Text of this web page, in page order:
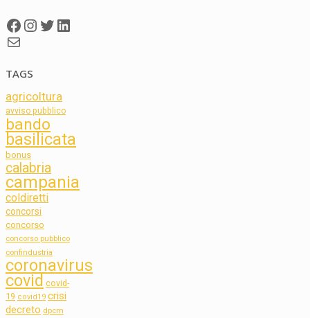
Facebook
Instagram
Twitter
LinkedIn
Mail
TAGS
agricoltura
avviso pubblico
bando
basilicata
bonus
calabria
campania
coldiretti
concorsi
concorso
concorso pubblico
confindustria
coronavirus
covid covid-
19 covid19 crisi
decreto dpcm